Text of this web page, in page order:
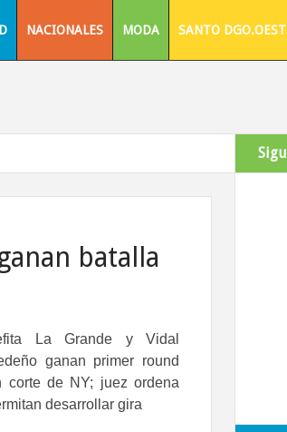
NACIONALES MODA SANTO
batalla
La Grande y Vidal
ganan primer round
corte de NY; juez ordena
desarrollar gira